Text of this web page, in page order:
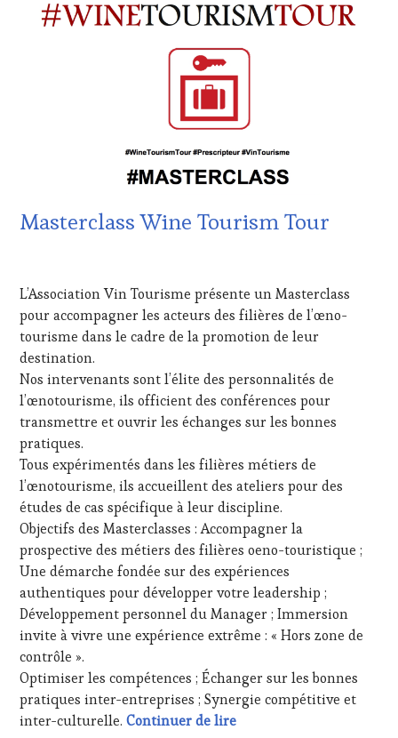
TOURISME,
PRODUCTEURS
TASTING
FAME,
WINE
TOURISM
TOUR
WINETASTINGVOUCHER.COM
ZONE
TOURISME,
DU
VIN
ET
LA
HAUTE
GASTRONOMIE
FRANÇAISE,
MASTERCLASS
MÉDIAS,
PRESSE
ÉCRITE,
RADIO,
TV,
WEB
OENOTOURISME
PARTENAIRES
VIN
TOURISME,
PRODUCTEURS
TERROIR
CHEF,
CUISINIER,
ŒNOLOGUE,
Masterclass Wine Tourism Tour
2020
L’Association Vin Tourisme présente un Masterclass
pour accompagner les acteurs des filières de l’œno-
tourisme dans le cadre de la promotion de leur
destination.
Nos intervenants sont l’élite des personnalités de
l’œnotourisme, ils officient des conférences pour
transmettre et ouvrir les échanges sur les bonnes
pratiques.
Tous expérimentés dans les filières métiers de
l’œnotourisme, ils accueillent des ateliers pour des
études de cas spécifique à leur discipline.
Objectifs des Masterclasses : Accompagner la
prospective des métiers des filières oeno-touristique ;
Une démarche fondée sur des expériences
authentiques pour développer votre leadership ;
Développement personnel du Manager ; Immersion
invite à vivre une expérience extrême : « Hors zone de
contrôle ».
Optimiser les compétences ; Échanger sur les bonnes
pratiques inter-entreprises ; Synergie compétitive et
inter-culturelle.Continuer de lireMasterclass Wine